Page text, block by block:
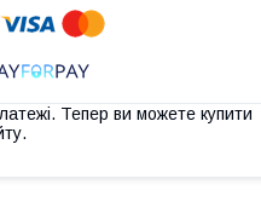
Тепер ви можете купити